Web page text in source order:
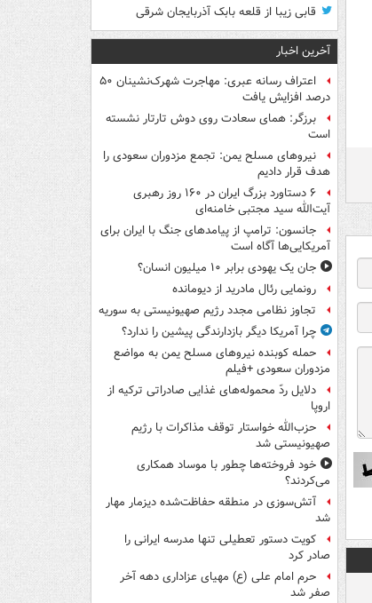
قابی زیبا از قلعه بابک آذربایجان شرقی
آخرین اخبار
اعتراف رسانه عبری: مهاجرت شهرک‌نشینان ۵۰
درصد افزایش یافت
برزگر: همای سعادت روی دوش تارتار نشسته
است
نیروهای مسلح یمن: تجمع مزدوران سعودی را
هدف قرار دادیم
۶ دستاورد بزرگ ایران در ۱۶۰ روز رهبری
آیت‌الله سید مجتبی خامنه‌ای
جانسون: ترامپ از پیامدهای جنگ با ایران برای
آمریکایی‌ها آگاه است
جان یک یهودی برابر ۱۰ میلیون انسان؟
رونمایی رئال مادرید از دیومانده
تجاوز نظامی مجدد رژیم صهیونیستی به سوریه
چرا آمریکا دیگر بازدارندگی پیشین را ندارد؟
حمله کوبنده نیروهای مسلح یمن به مواضع
مزدوران سعودی +فیلم
دلایل ردّ محموله‌های غذایی صادراتی ترکیه از
اروپا
حزب‌الله خواستار توقف مذاکرات با رژیم
صهیونیستی شد
خود فروخته‌ها چطور با موساد همکاری
می‌کردند؟
آتش‌سوزی در منطقه حفاظت‌شده دیزمار مهار
شد
کویت دستور تعطیلی تنها مدرسه ایرانی را
صادر کرد
حرم امام علی (ع) مهیای عزاداری دهه آخر
صفر شد